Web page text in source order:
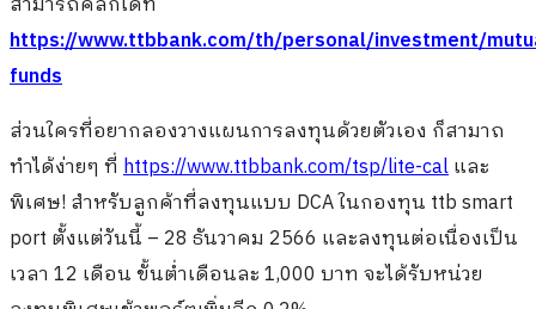
https://www.ttbbank.com/th/personal/investment/
funds
ส่วนใครที่อยากลองวางแผนการลงทุนด้วยตัวเอง ก็สามาถ
ทำได้ง่ายๆ ที่ https://www.ttbbank.com/tsp/lite-calและ
พิเศษ! สำหรับลูกค้าที่ลงทุนแบบ DCA ในกองทุน ttb smart
port ตั้งแต่วันนี้ – 28 ธันวาคม 2566 และลงทุนต่อเนื่องเป็น
เวลา 12 เดือน ขั้นต่ำเดือนละ 1,000 บาท จะได้รับหน่วย